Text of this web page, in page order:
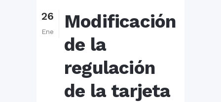
26
Ene
Modificación
de la
regulación
de la tarjeta